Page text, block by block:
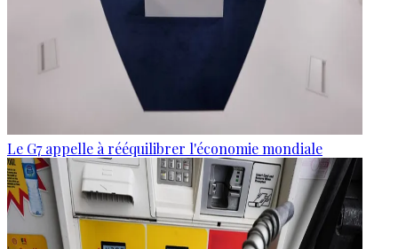
Le G7 appelle à rééquilibrer l'économie mondiale